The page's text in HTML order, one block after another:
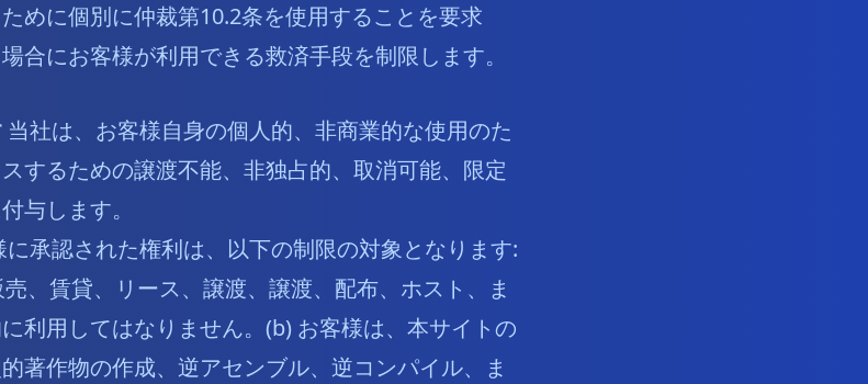
めに個別に仲裁第10.2条を使用することを要求
合にお客様が利用できる救済手段を制限します。
当社は、お客様自身の個人的、非商業的な使用のた
するための譲渡不能、非独占的、取消可能、限定
与します。
承認された権利は、以下の制限の対象となります:
、賃貸、リース、譲渡、譲渡、配布、ホスト、ま
利用してはなりません。(b) お客様は、本サイトの
著作物の作成、逆アセンブル、逆コンパイル、ま